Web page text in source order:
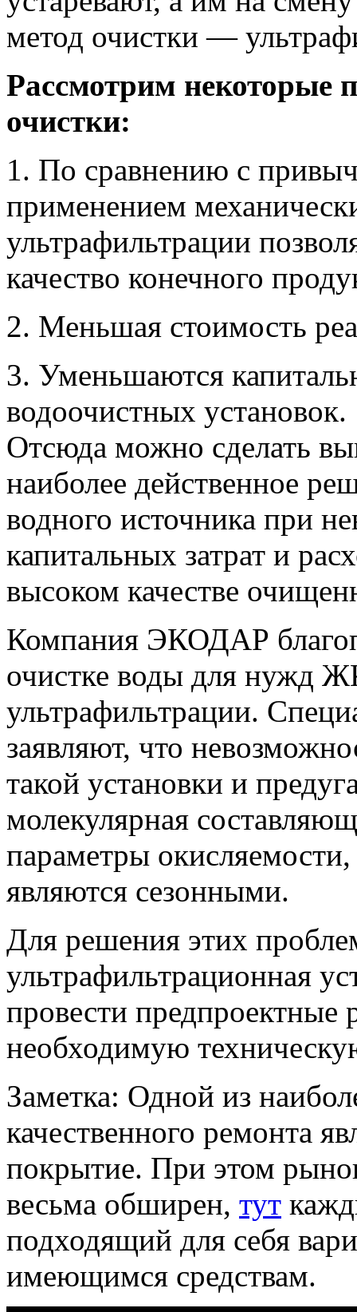
метод очистки —
Рассмотрим некоторые
очистки:
1. По сравнению с
применением
ультрафильтрации
качество конечного
2. Меньшая стоимость
3. Уменьшаются
водоочистных установок.
Отсюда можно сделать
наиболее действенное
водного источника при
капитальных затрат и
высоком качестве
Компания ЭКОДАР
очистке воды для нужд
ультрафильтрации.
заявляют, что
такой установки и
молекулярная
параметры
являются сезонными.
Для решения этих
ультрафильтрационная
провести предпроектные
необходимую
Заметка: Одной из
качественного ремонта
покрытие. При этом
весьма обширен, тут
подходящий для себя
имеющимся средствам.